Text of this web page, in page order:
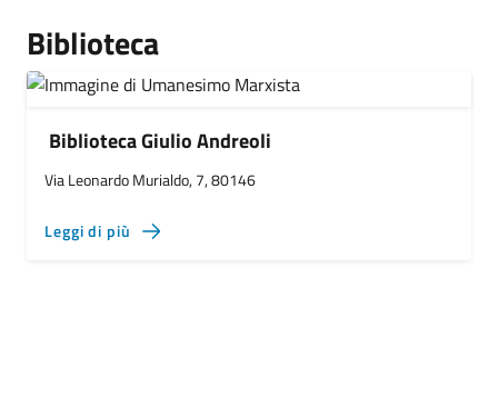
Biblioteca
Biblioteca Giulio Andreoli
Via Leonardo Murialdo, 7, 80146
Leggi di più